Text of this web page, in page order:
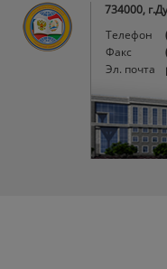
734000,
Телефон
Факс
Эл. почта